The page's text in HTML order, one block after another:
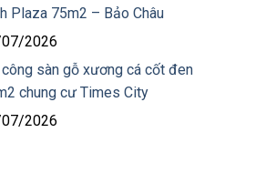
Plaza 75m2 – Bảo Châu
2026
sàn gỗ xương cá cốt đen
chung cư Times City
2026